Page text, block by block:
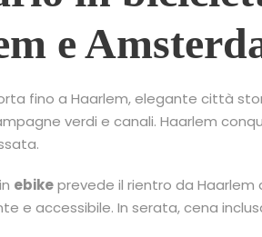
e
fino a Haarlem, elegante città
verdi e canali. Haarlem
ebikeprevede il rientro da
e accessibile. In serata, cena